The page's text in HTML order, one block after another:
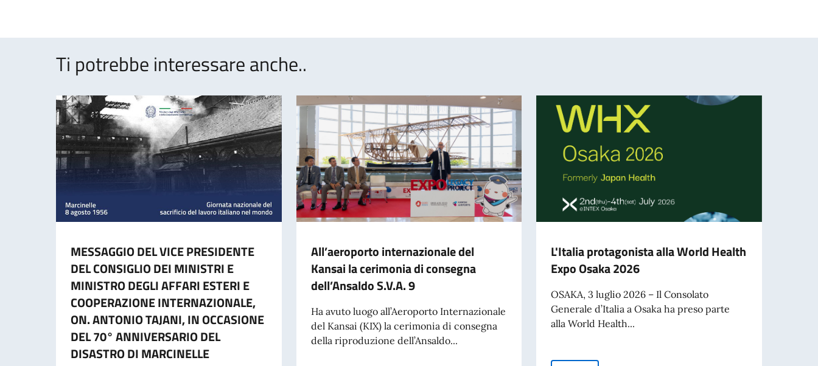
Ti potrebbe interessare anche..
MESSAGGIO DEL VICE PRESIDENTE
DEL CONSIGLIO DEI MINISTRI E
MINISTRO DEGLI AFFARI ESTERI E
COOPERAZIONE INTERNAZIONALE,
ON. ANTONIO TAJANI, IN OCCASIONE
DEL 70° ANNIVERSARIO DEL
DISASTRO DI MARCINELLE
All’aeroporto internazionale del
Kansai la cerimonia di consegna
dell’Ansaldo S.V.A. 9
Ha avuto luogo all’Aeroporto Internazionale
del Kansai (KIX) la cerimonia di consegna
della riproduzione dell’Ansaldo...
L'Italia protagonista alla World Health
Expo Osaka 2026
OSAKA, 3 luglio 2026 – Il Consolato
Generale d’Italia a Osaka ha preso parte
alla World Health...